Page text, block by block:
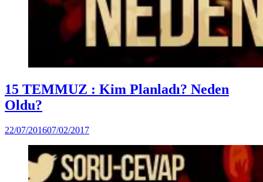
Posted
in
Türkiye
(Video)
15 TEMMUZ : Kim Planladı? Neden
Oldu?
by
22/07/201607/02/2017